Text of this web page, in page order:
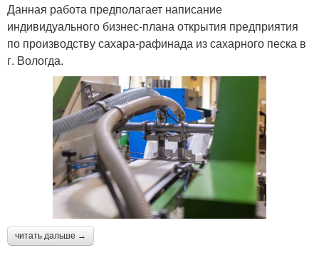
Данная работа предполагает написание
индивидуального бизнес-плана открытия предприятия
по производству сахара-рафинада из сахарного песка в
г. Вологда.
читать дальше →